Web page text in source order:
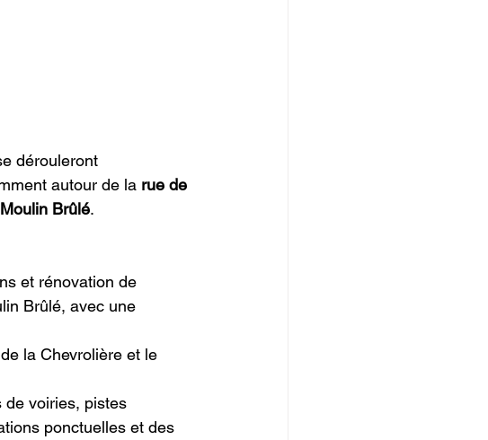
dérouleront
autour de la rue de
Brûlé.
et rénovation de
Brûlé, avec une
la Chevrolière et le
de voiries, pistes
ponctuelles et des